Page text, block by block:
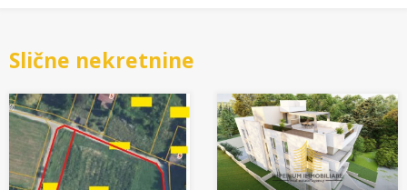
Slične nekretnine